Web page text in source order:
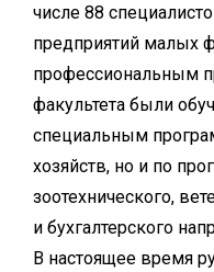
числе 88
предприятий малых
профессиональным
факультета были
специальным
хозяйств, но и по
зоотехнического,
и бухгалтерского
В настоящее время